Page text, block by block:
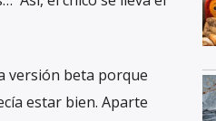
versión beta porque
estar bien. Aparte